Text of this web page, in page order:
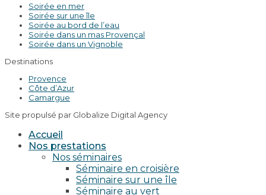
Soirée en mer
Soirée sur une île
Soirée au bord de l’eau
Soirée dans un mas Provençal
Soirée dans un Vignoble
Destinations
Provence
Côte d’Azur
Camargue
Site propulsé par Globalize Digital Agency
Accueil
Nos prestations
Nos séminaires
Séminaire en croisière
Séminaire sur une île
Séminaire au vert